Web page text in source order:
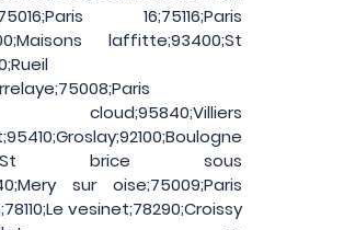
16;75116;Paris
laffitte;93400;St
cloud;95840;Villiers
brice sous
sur oise;75009;Paris
vesinet;78290;Croissy